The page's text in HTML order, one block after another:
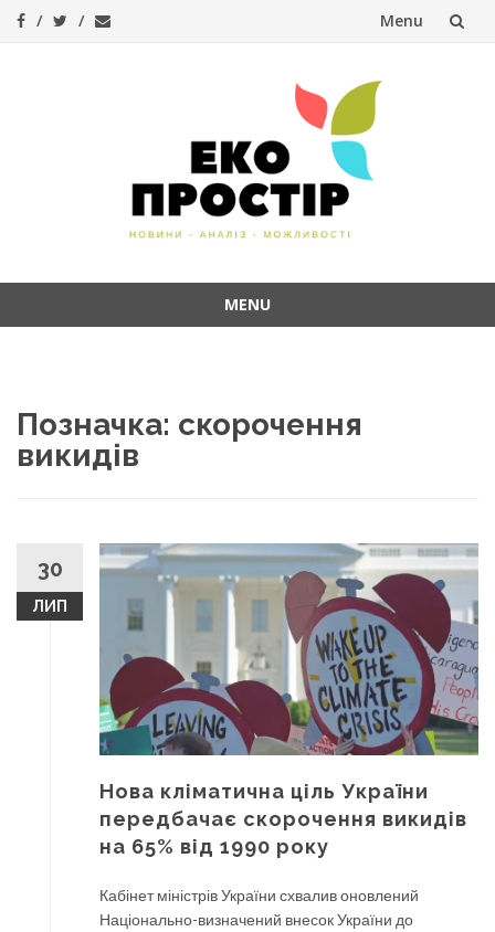
Menu
MENU
Позначка: скорочення
викидів
30
ЛИП
Нова кліматична ціль України
передбачає скорочення викидів
на 65% від 1990 року
Кабінет міністрів України схвалив оновлений
Національно-визначений внесок України до